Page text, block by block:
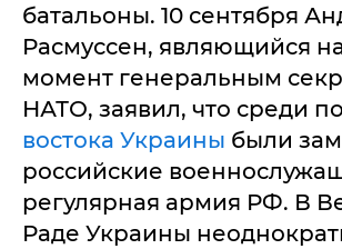
батальоны. 10 сентября
Расмуссен, являющийся
момент генеральным
НАТО, заявил, что среди
востока Украины были
российские
регулярная армия РФ. В
Раде Украины